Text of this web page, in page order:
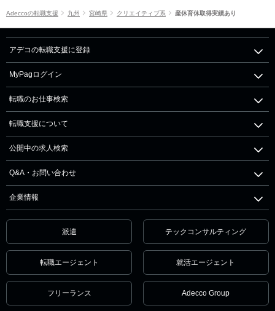
Adeccoの転職支援 九州 宮崎県 クリエイティブ系 産休育休取得実績あり
アデコの転職支援に登録
MyPagログイン
転職のお仕事検索
転職支援について
公開中の求人検索
Q&A・お問い合わせ
企業情報
派遣 テックコンサルティング
転職エージェント 就活エージェント
フリーランス Adecco Group